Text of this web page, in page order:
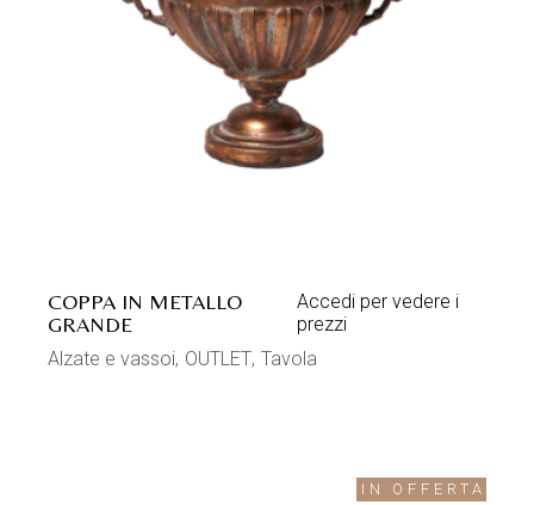
COPPA IN METALLO
GRANDE
Accedi per vedere i
prezzi
Alzate e vassoi OUTLET Tavola
IN OFFERTA